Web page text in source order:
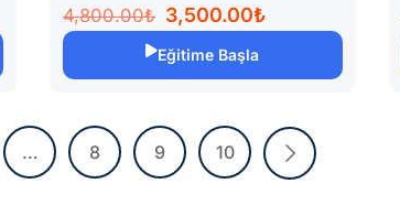
4,800.00₺ 3,500.00₺
Eğitime Başla
… 8 9 10